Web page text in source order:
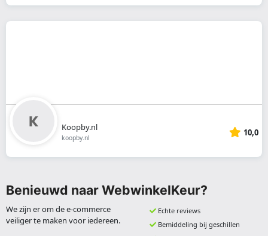
Koopby.nl
koopby.nl 10,0
Benieuwd naar WebwinkelKeur?
We zijn er om de e-commerce
veiliger te maken voor iedereen.
Echte reviews
Bemiddeling bij geschillen